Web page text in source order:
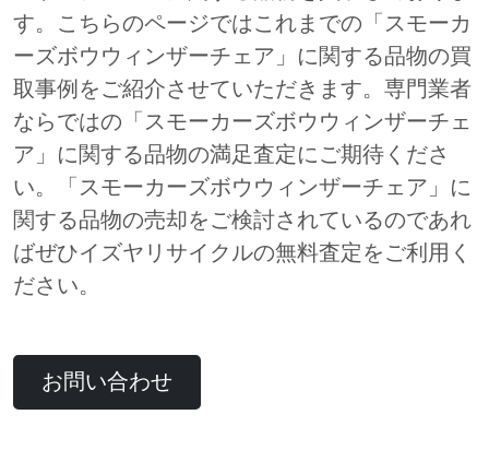
す。こちらのページではこれまでの「スモーカ
ーズボウウィンザーチェア」に関する品物の買
取事例をご紹介させていただきます。専門業者
ならではの「スモーカーズボウウィンザーチェ
ア」に関する品物の満足査定にご期待くださ
い。「スモーカーズボウウィンザーチェア」に
関する品物の売却をご検討されているのであれ
ばぜひイズヤリサイクルの無料査定をご利用く
ださい。
お問い合わせ